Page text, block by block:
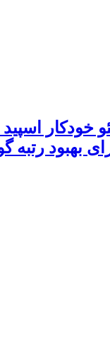
خودکار
بهبود رتبه